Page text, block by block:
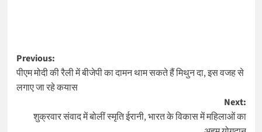
Post
navigation
Previous:
पीएम मोदी की रैली में बीजेपी का दामन थाम सकते हैं मिथुन दा, इस वजह से
लगाए जा रहे कयास
Next:
शुक्रवार संवाद में बोलीं स्मृति ईरानी, भारत के विकास में महिलाओं का